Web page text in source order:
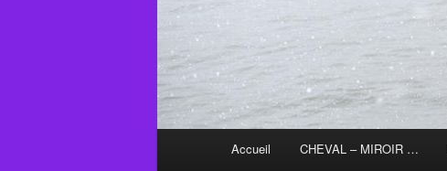
Accueil CHEVAL – MIROIR …